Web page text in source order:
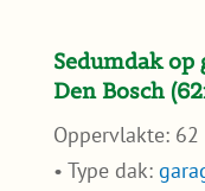
Sedumdak
Den Bosch
Oppervlakte: 62
• Type dak: